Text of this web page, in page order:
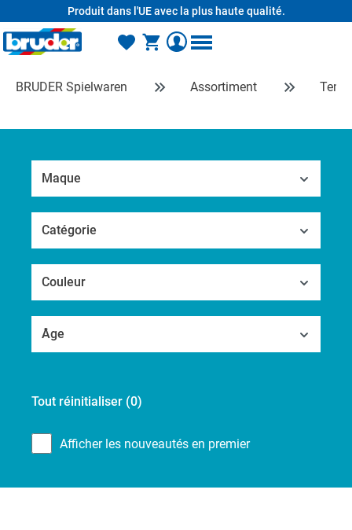
Produit dans l'UE avec la plus haute qualité.
BRUDER Spielwaren Assortiment
Maque
Catégorie
Couleur
Âge
Afficher les nouveautés en premier
Tout réinitialiser (0)